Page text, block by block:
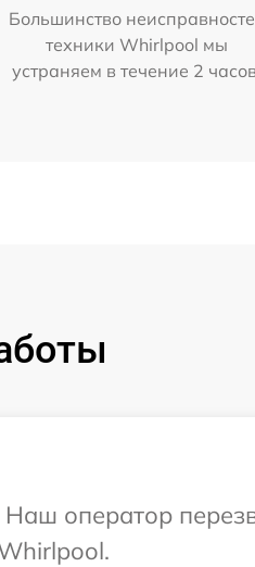
Большинство
техники Whirlpool мы
устраняем в течение 2
оператор